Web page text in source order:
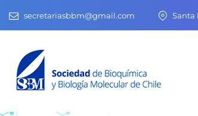
secretariasbbm@gmail.com Santa